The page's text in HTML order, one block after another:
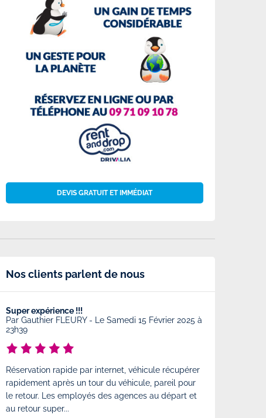
DEVIS GRATUIT ET IMMÉDIAT
Nos clients parlent de nous
Super expérience !!!
ParGauthier FLEURY-
Le Samedi 15 Février 2025 à
23h39
Réservation rapide par internet, véhicule récupérer
rapidement après un tour du véhicule, pareil pour
le retour. Les employés des agences au départ et
au retour super...